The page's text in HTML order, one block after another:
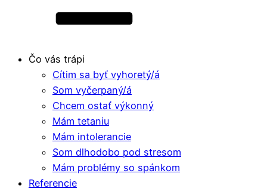
Čo vás trápi
Cítim sa byť vyhoretý/á
Som vyčerpaný/á
Chcem ostať výkonný
Mám tetaniu
Mám intolerancie
Som dlhodobo pod stresom
Mám problémy so spánkom
Referencie